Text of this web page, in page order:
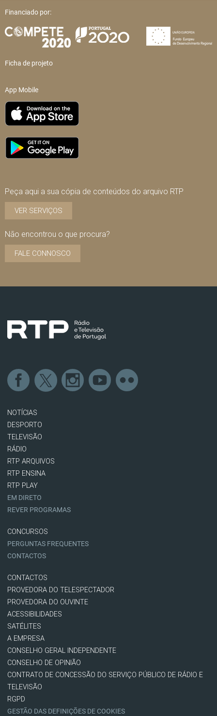
Financiado por:
Ficha de projeto
App Mobile
Peça aqui a sua cópia de conteúdos do arquivo RTP
VER SERVIÇOS
Não encontrou o que procura?
FALE CONNOSCO
NOTÍCIAS
DESPORTO
TELEVISÃO
RÁDIO
RTP ARQUIVOS
RTP ENSINA
RTP PLAY
EM DIRETO
REVER PROGRAMAS
CONCURSOS
PERGUNTAS FREQUENTES
CONTACTOS
CONTACTOS
PROVEDORA DO TELESPECTADOR
PROVEDORA DO OUVINTE
ACESSIBILIDADES
SATÉLITES
A EMPRESA
CONSELHO GERAL INDEPENDENTE
CONSELHO DE OPINIÃO
CONTRATO DE CONCESSÃO DO SERVIÇO PÚBLICO DE RÁDIO E
TELEVISÃO
RGPD
GESTÃO DAS DEFINIÇÕES DE COOKIES